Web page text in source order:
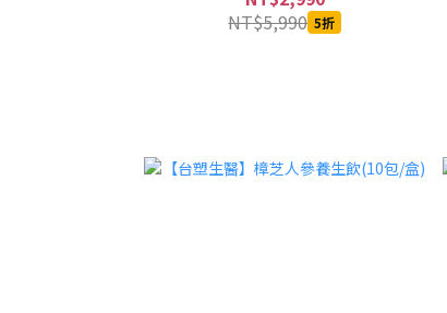
NT$5,990 5折